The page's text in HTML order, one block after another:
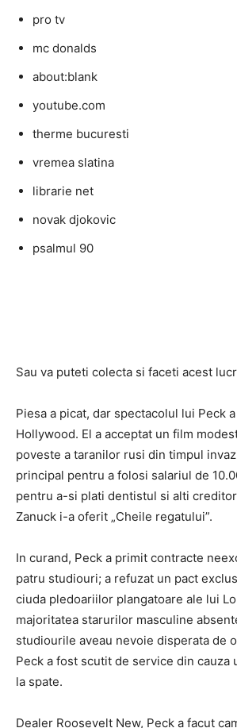
pro tv
mc donalds
about:blank
youtube.com
therme bucuresti
vremea slatina
librarie net
novak djokovic
psalmul 90
Sau va puteti colecta si faceti acest
Piesa a picat, dar spectacolul lui Peck
Hollywood. El a acceptat un film
poveste a taranilor rusi din timpul
principal pentru a folosi salariul de
pentru a-si plati dentistul si alti
Zanuck i-a oferit „Cheile regatului”.
In curand, Peck a primit contracte
patru studiouri; a refuzat un pact
ciuda pledoariilor plangatoare ale lui
majoritatea starurilor masculine
studiourile aveau nevoie disperata de
Peck a fost scutit de service din cauza
la spate.
Dealer Roosevelt New, Peck a facut